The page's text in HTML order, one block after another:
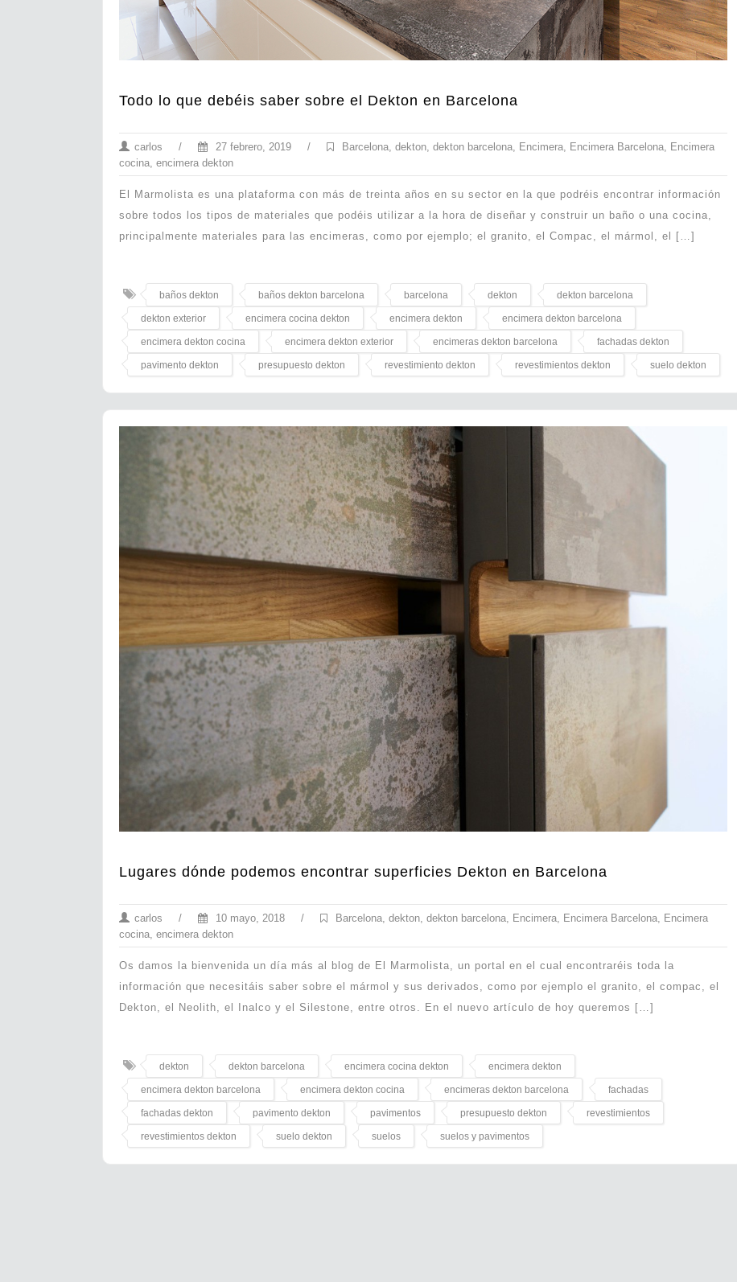
Todo lo que debéis saber sobre el Dekton en Barcelona
carlos / 27 febrero, 2019 / Barcelona, dekton, dekton barcelona, Encimera, Encimera Barcelona, Encimera
cocina, encimera dekton
El Marmolista es una plataforma con más de treinta años en su sector en la que podréis encontrar información
sobre todos los tipos de materiales que podéis utilizar a la hora de diseñar y construir un baño o una cocina,
principalmente materiales para las encimeras, como por ejemplo; el granito, el Compac, el mármol, el […]
baños dekton baños dekton barcelona barcelona dekton dekton barcelona
dekton exterior encimera cocina dekton encimera dekton encimera dekton barcelona
encimera dekton cocina encimera dekton exterior encimeras dekton barcelona fachadas dekton
pavimento dekton presupuesto dekton revestimiento dekton revestimientos dekton suelo dekton
Lugares dónde podemos encontrar superficies Dekton en Barcelona
carlos / 10 mayo, 2018 / Barcelona dekton dekton barcelona Encimera Encimera Barcelona Encimera
cocina encimera dekton
Os damos la bienvenida un día más al blog de El Marmolista, un portal en el cual encontraréis toda la
información que necesitáis saber sobre el mármol y sus derivados, como por ejemplo el granito, el compac, el
Dekton, el Neolith, el Inalco y el Silestone, entre otros. En el nuevo artículo de hoy queremos […]
dekton dekton barcelona encimera cocina dekton encimera dekton
encimera dekton barcelona encimera dekton cocina encimeras dekton barcelona fachadas
fachadas dekton pavimento dekton pavimentos presupuesto dekton revestimientos
revestimientos dekton suelo dekton suelos suelos y pavimentos